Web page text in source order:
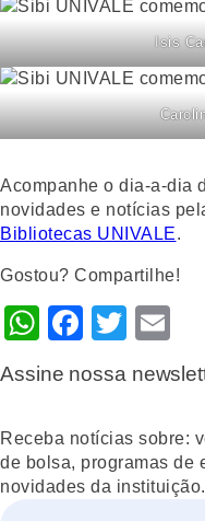
Isis
Acompanhe o dia-a-dia
novidades e notícias
Bibliotecas UNIVALE.
Gostou? Compartilhe!
WhatsApp
Assine nossa
Receba notícias sobre:
de bolsa, programas de
novidades da instituição.